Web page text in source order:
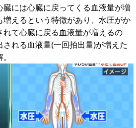
臓には心臓に戻ってくる血液量が増
増えるという特徴があり、水圧がか
れて心臓に戻る血液量が増えるの
れる血液量(一回拍出量)が増えた